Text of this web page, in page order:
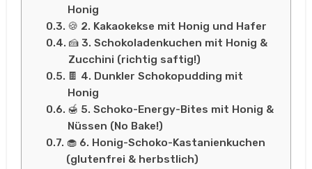
Honig
🍪 2. Kakaokekse mit Honig und Hafer
🍰 3. Schokoladenkuchen mit Honig &
Zucchini (richtig saftig!)
🍫 4. Dunkler Schokopudding mit
Honig
🍯 5. Schoko-Energy-Bites mit Honig &
Nüssen (No Bake!)
🧁 6. Honig-Schoko-Kastanienkuchen
(glutenfrei & herbstlich)